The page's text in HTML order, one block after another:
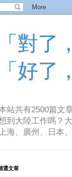
「對
「好了
站共有2500篇文
到大陸工作嗎？
海、廣州、日本
選文章